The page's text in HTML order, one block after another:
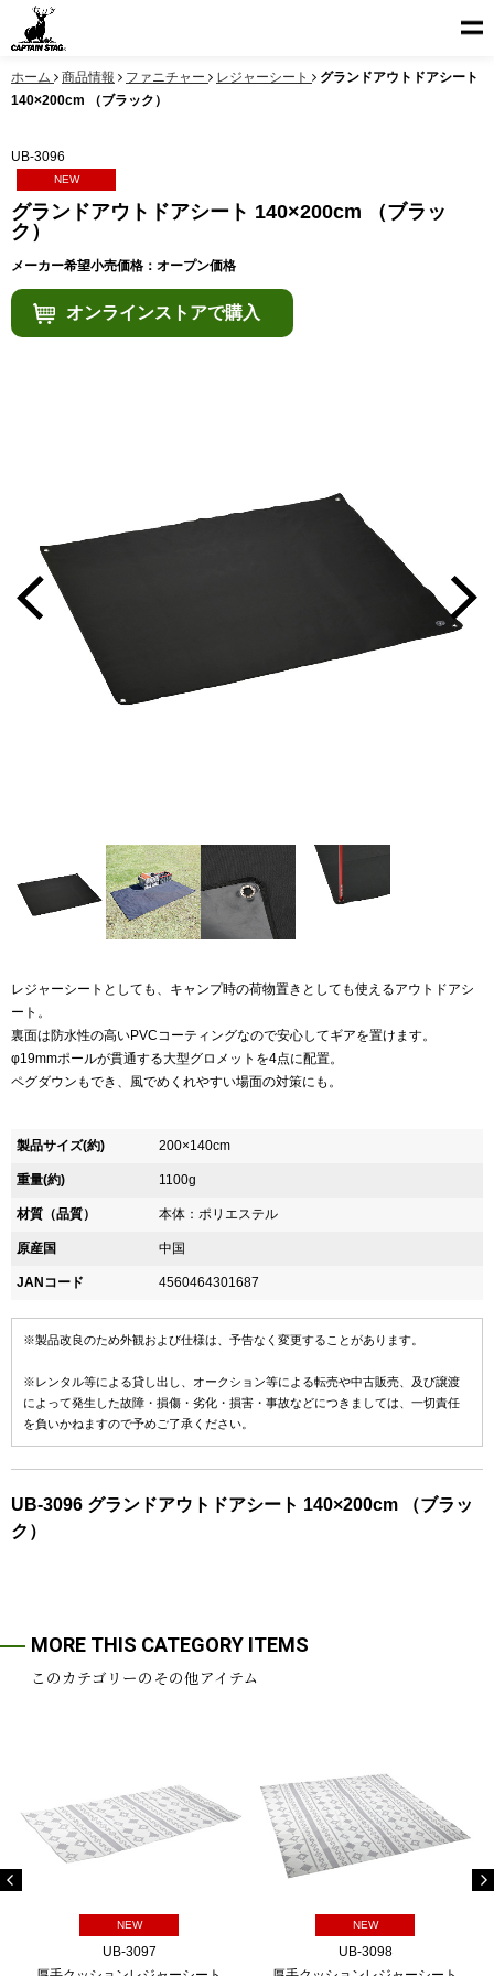
ホーム 商品情報 ファニチャー レジャーシート
グランドアウトドアシート
140×200cm （ブラック）
UB-3096
NEW
グランドアウトドアシート 140×200cm （ブラッ
ク）
メーカー希望小売価格：オープン価格
オンラインストアで購入
レジャーシートとしても、キャンプ時の荷物置きとしても使えるアウトドアシ
ート。
裏面は防水性の高いPVCコーティングなので安心してギアを置けます。
φ19mmポールが貫通する大型グロメットを4点に配置。
ペグダウンもでき、風でめくれやすい場面の対策にも。
製品サイズ(約) 200×140cm
重量(約) 1100g
材質（品質） 本体：ポリエステル
原産国 中国
JANコード 4560464301687
※製品改良のため外観および仕様は、予告なく変更することがあります。
※レンタル等による貸し出し、オークション等による転売や中古販売、及び譲渡
によって発生した故障・損傷・劣化・損害・事故などにつきましては、一切責任
を負いかねますので予めご了承ください。
UB-3096 グランドアウトドアシート 140×200cm （ブラッ
ク）
MORE THIS CATEGORY ITEMS
このカテゴリーのその他アイテム
NEW
UB-3097
NEW
UB-3098